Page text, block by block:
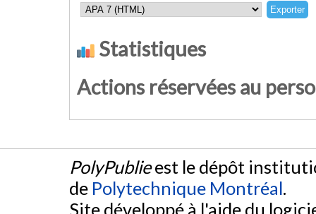
Statistiques
Actions réservées au
PolyPublieest le dépôt
de Polytechnique Montréal.
Site développé à l'aide du